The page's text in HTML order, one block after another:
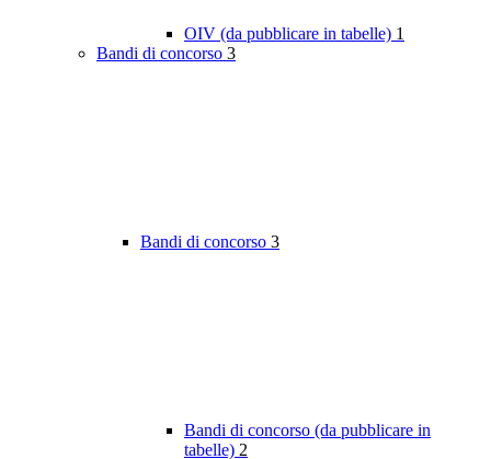
OIV (da pubblicare in tabelle) 1
Bandi di concorso 3
Bandi di concorso 3
Bandi di concorso (da pubblicare in
tabelle) 2